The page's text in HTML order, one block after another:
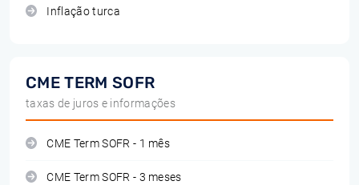
Inflação turca
CME TERM SOFR
taxas de juros e informações
CME Term SOFR - 1 mês
CME Term SOFR - 3 meses